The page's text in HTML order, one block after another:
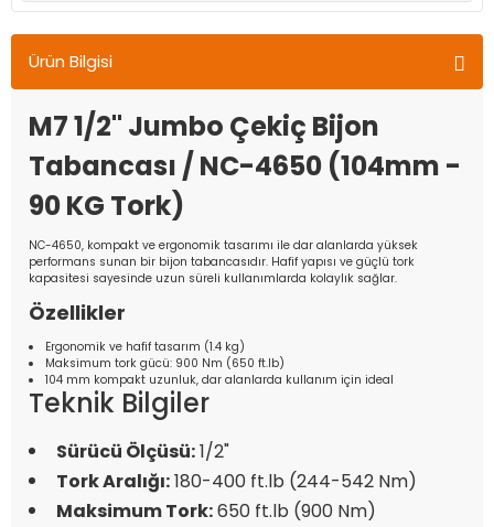
adresinize teslim edilir.
Ürün Bilgisi
M7 1/2" Jumbo Çekiç Bijon
Tabancası / NC-4650 (104mm -
90 KG Tork)
NC-4650, kompakt ve ergonomik tasarımı ile dar alanlarda yüksek
performans sunan bir bijon tabancasıdır. Hafif yapısı ve güçlü tork
kapasitesi sayesinde uzun süreli kullanımlarda kolaylık sağlar.
Özellikler
Ergonomik ve hafif tasarım (1.4 kg)
Maksimum tork gücü: 900 Nm (650 ft.lb)
104 mm kompakt uzunluk, dar alanlarda kullanım için ideal
Teknik Bilgiler
Sürücü Ölçüsü:1/2"
Tork Aralığı:180-400 ft.lb (244-542 Nm)
Maksimum Tork:650 ft.lb (900 Nm)